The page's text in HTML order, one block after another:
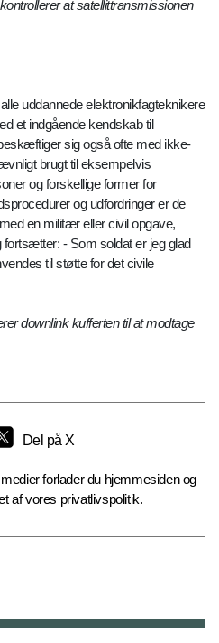
at satellittransmissionen
uddannede elektronikfagteknikere
et indgående kendskab til
sig også ofte med ikke-
brugt til eksempelvis
og forskellige former for
og udfordringer er de
en militær eller civil opgave,
- Som soldat er jeg glad
til støtte for det civile
downlink kufferten til at modtage
Del på X
forlader du hjemmesiden og
af vores privatlivspolitik.